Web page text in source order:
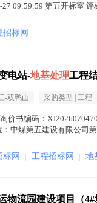
27 09:59:59 第五开标室
招标网
电站-地基处理工程
-双鸭山 采购类型 | 工程
价书编码：
中煤第五建设有限公司
标网 | 工程招标网 | 地
物流园建设项目（